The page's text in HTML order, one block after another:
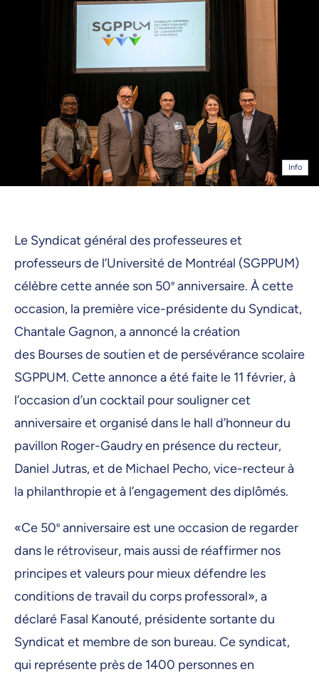
Info
Le Syndicat général des professeures et
professeurs de l’Université de Montréal (SGPPUM)
célèbre cette année son 50e anniversaire. À cette
occasion, la première vice-présidente du Syndicat,
Chantale Gagnon, a annoncé la création
des Bourses de soutien et de persévérance scolaire
SGPPUM. Cette annonce a été faite le 11 février, à
l’occasion d’un cocktail pour souligner cet
anniversaire et organisé dans le hall d’honneur du
pavillon Roger-Gaudry en présence du recteur,
Daniel Jutras, et de Michael Pecho, vice-recteur à
la philanthropie et à l’engagement des diplômés.
«Ce 50e anniversaire est une occasion de regarder
dans le rétroviseur, mais aussi de réaffirmer nos
principes et valeurs pour mieux défendre les
conditions de travail du corps professoral», a
déclaré Fasal Kanouté, présidente sortante du
Syndicat et membre de son bureau. Ce syndicat,
qui représente près de 1400 personnes en